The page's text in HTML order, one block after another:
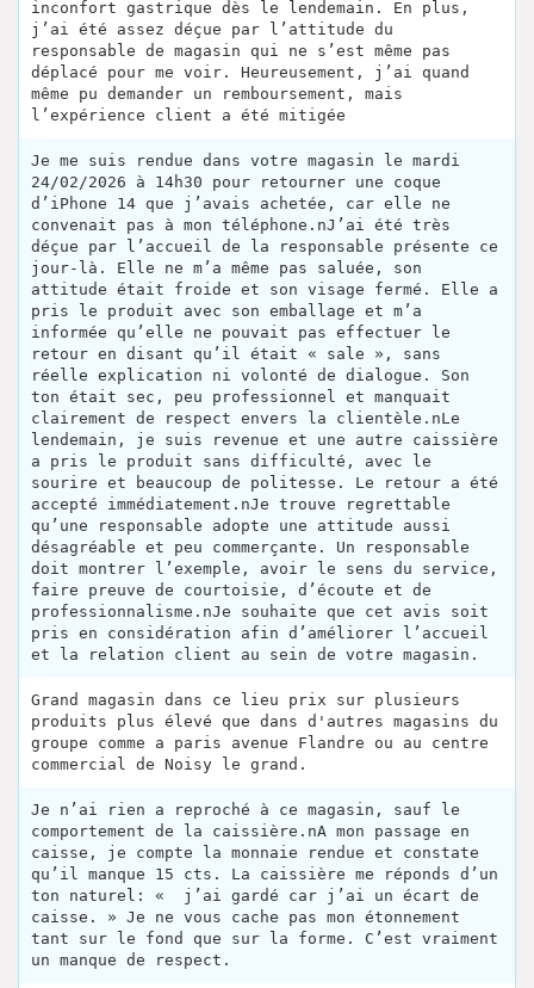
inconfort gastrique dès le lendemain. En plus,
j’ai été assez déçue par l’attitude du
responsable de magasin qui ne s’est même pas
déplacé pour me voir. Heureusement, j’ai quand
même pu demander un remboursement, mais
l’expérience client a été mitigée
Je me suis rendue dans votre magasin le mardi
24/02/2026 à 14h30 pour retourner une coque
d’iPhone 14 que j’avais achetée, car elle ne
convenait pas à mon téléphone.nJ’ai été très
déçue par l’accueil de la responsable présente ce
jour-là. Elle ne m’a même pas saluée, son
attitude était froide et son visage fermé. Elle a
pris le produit avec son emballage et m’a
informée qu’elle ne pouvait pas effectuer le
retour en disant qu’il était « sale », sans
réelle explication ni volonté de dialogue. Son
ton était sec, peu professionnel et manquait
clairement de respect envers la clientèle.nLe
lendemain, je suis revenue et une autre caissière
a pris le produit sans difficulté, avec le
sourire et beaucoup de politesse. Le retour a été
accepté immédiatement.nJe trouve regrettable
qu’une responsable adopte une attitude aussi
désagréable et peu commerçante. Un responsable
doit montrer l’exemple, avoir le sens du service,
faire preuve de courtoisie, d’écoute et de
professionnalisme.nJe souhaite que cet avis soit
pris en considération afin d’améliorer l’accueil
et la relation client au sein de votre magasin.
Grand magasin dans ce lieu prix sur plusieurs
produits plus élevé que dans d'autres magasins du
groupe comme a paris avenue Flandre ou au centre
commercial de Noisy le grand.
Je n’ai rien a reproché à ce magasin, sauf le
comportement de la caissière.nA mon passage en
caisse, je compte la monnaie rendue et constate
qu’il manque 15 cts. La caissière me réponds d’un
ton naturel: « j’ai gardé car j’ai un écart de
caisse. » Je ne vous cache pas mon étonnement
tant sur le fond que sur la forme. C’est vraiment
un manque de respect.